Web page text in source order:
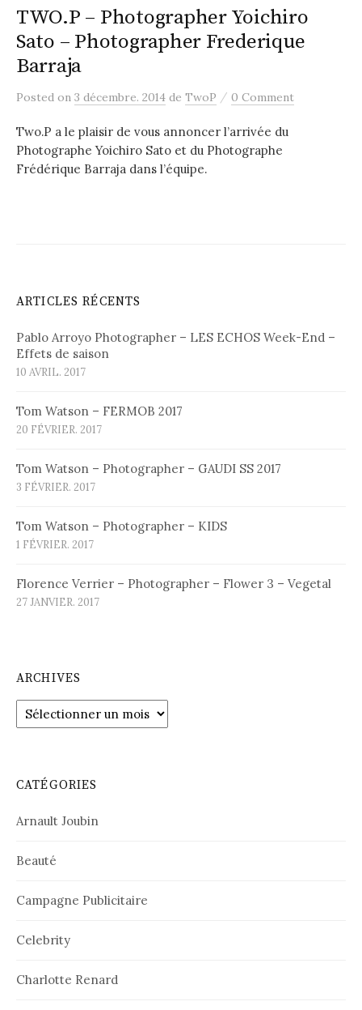
TWO.P – Photographer Yoichiro
Sato – Photographer Frederique
Barraja
Posted on 3 décembre. 2014 de TwoP / 0 Comment
Two.P a le plaisir de vous annoncer l’arrivée du
Photographe Yoichiro Sato et du Photographe
Frédérique Barraja dans l’équipe.
ARTICLES RÉCENTS
Pablo Arroyo Photographer – LES ECHOS Week-End –
Effets de saison
10 AVRIL. 2017
Tom Watson – FERMOB 2017
20 FÉVRIER. 2017
Tom Watson – Photographer – GAUDI SS 2017
3 FÉVRIER. 2017
Tom Watson – Photographer – KIDS
1 FÉVRIER. 2017
Florence Verrier – Photographer – Flower 3 – Vegetal
27 JANVIER. 2017
ARCHIVES
Archives
CATÉGORIES
Arnault Joubin
Beauté
Campagne Publicitaire
Celebrity
Charlotte Renard